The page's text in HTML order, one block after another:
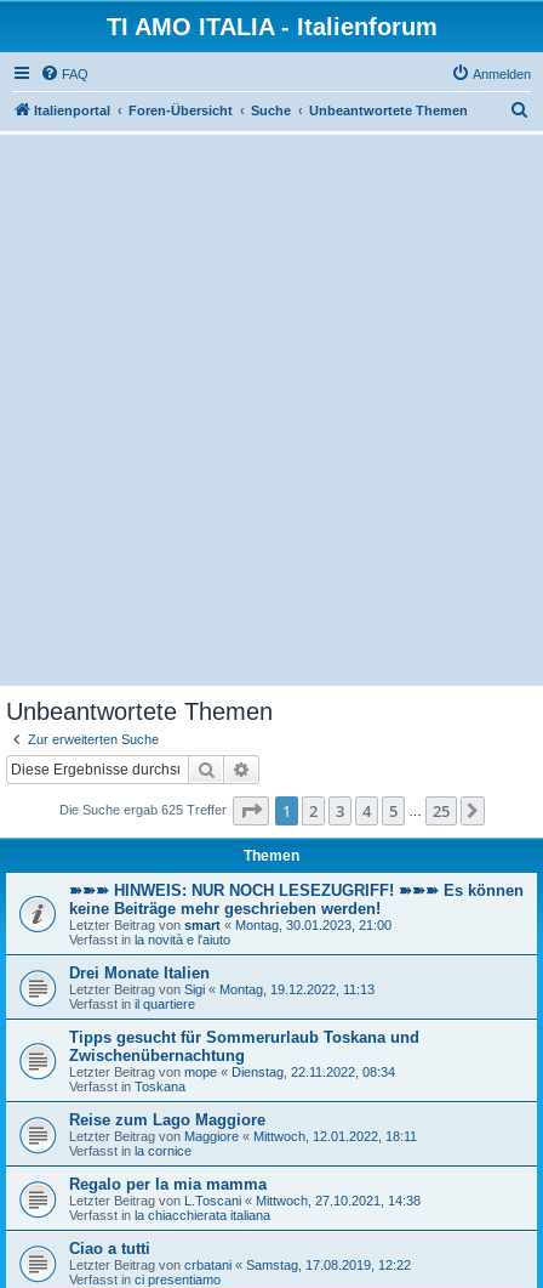
TI AMO ITALIA - Italienforum
FAQ Anmelden
Italienportal Foren-Übersicht Suche Unbeantwortete Themen
u
Unbeantwortete Themen
Zur erweiterten Suche
Suche
Die Suche ergab 625 Treffer Seite 1von 25
1 2 3 4 5 25
Themen
➽➽➽ HINWEIS: NUR NOCH LESEZUGRIFF! ➽➽➽ Es können
keine Beiträge mehr geschrieben werden!
Letzter Beitrag von smart « Montag, 30.01.2023, 21:00
Verfasst in la novità e l'aiuto
Drei Monate Italien
Letzter Beitrag von Sigi « Montag, 19.12.2022, 11:13
Verfasst in il quartiere
Tipps gesucht für Sommerurlaub Toskana und
Zwischenübernachtung
Letzter Beitrag von mope « Dienstag, 22.11.2022, 08:34
Verfasst in Toskana
Reise zum Lago Maggiore
Letzter Beitrag von Maggiore « Mittwoch, 12.01.2022, 18:11
Verfasst in la cornice
Regalo per la mia mamma
Letzter Beitrag von L.Toscani « Mittwoch, 27.10.2021, 14:38
Verfasst in la chiacchierata italiana
Ciao a tutti
Letzter Beitrag von crbatani « Samstag, 17.08.2019, 12:22
Verfasst in ci presentiamo